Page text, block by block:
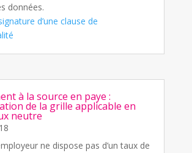
données.
d’une clause de
à la source en paye :
de la grille applicable en
neutre
ne dispose pas d’un taux de